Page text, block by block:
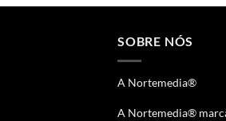
SOBRE NÓS
A Nortemedia®
A Nortemedia®